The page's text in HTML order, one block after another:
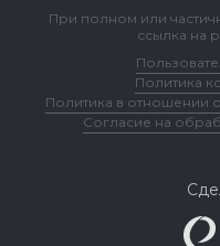
При полном или
ссылка на
Политика
Политика в отношении
Согласие на